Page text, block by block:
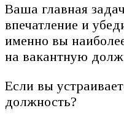
Ваша главная
впечатление и
именно вы
на вакантную
Если вы
должность?